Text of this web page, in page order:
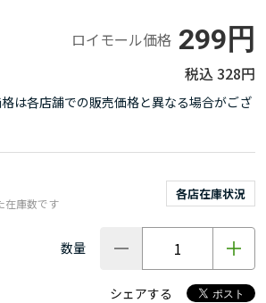
ロイモール価格 299円
328円
は各店舗での販売価格と異なる場合がござ
各店在庫状況
在庫数です
数量
シェアする